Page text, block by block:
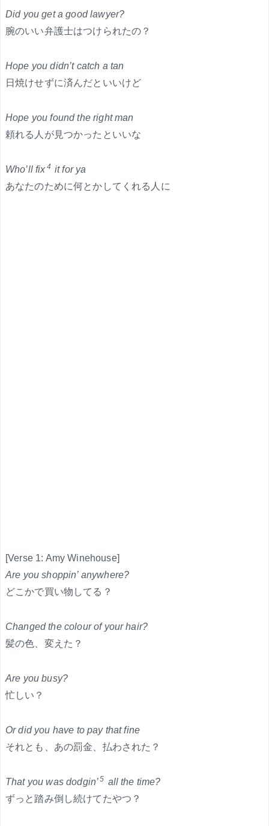
Did you get a good lawyer?
腕のいい弁護士はつけられたの？
Hope you didn’t catch a tan
日焼けせずに済んだといいけど
Hope you found the right man
頼れる人が見つかったといいな
Who’ll fix 4 it for ya
あなたのために何とかしてくれる人に
[Verse 1: Amy Winehouse]
Are you shoppin’ anywhere?
どこかで買い物してる？
Changed the colour of your hair?
髪の色、変えた？
Are you busy?
忙しい？
Or did you have to pay that fine
それとも、あの罰金、払わされた？
That you was dodgin’5 all the time?
ずっと踏み倒し続けてたやつ？